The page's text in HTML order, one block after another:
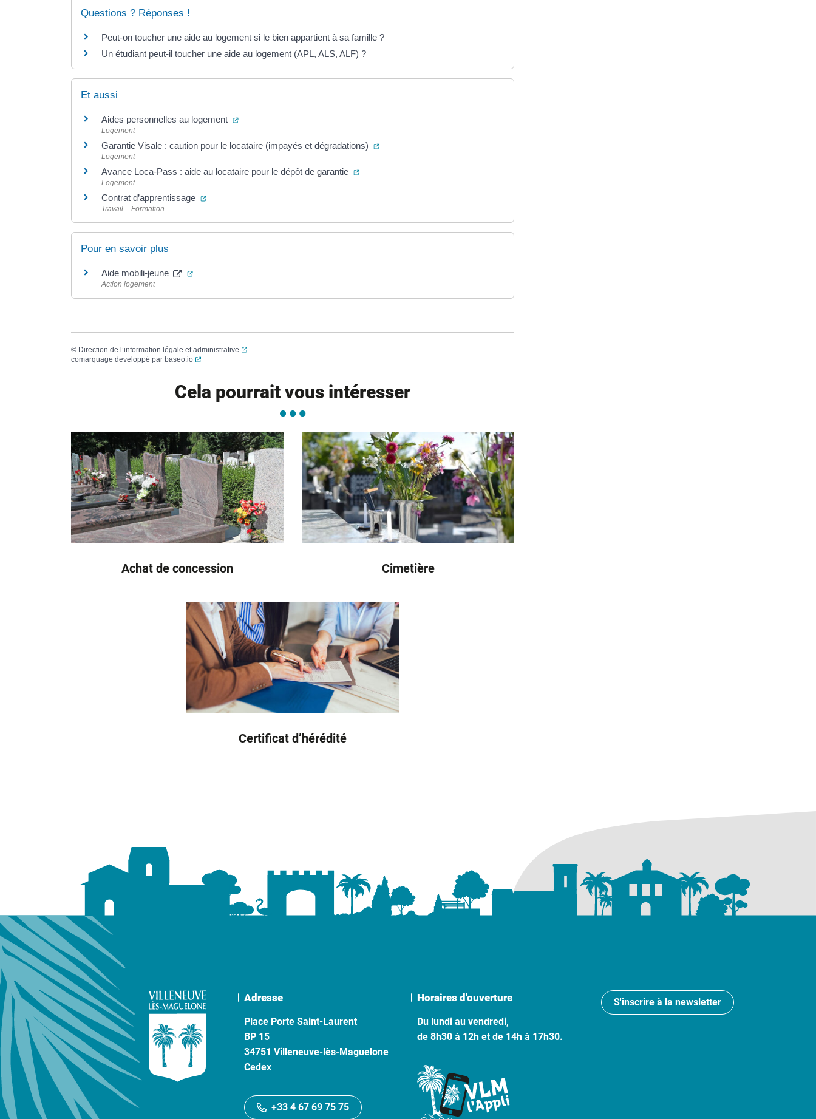
Questions ? Réponses !
Peut-on toucher une aide au logement si le bien appartient à sa famille ?
Un étudiant peut-il toucher une aide au logement (APL, ALS, ALF) ?
Et aussi
Aides personnelles au logement (ouverture dans un nouvel onglet)
Logement
Garantie Visale : caution pour le locataire (impayés et dégradations) (ouverture dans un nouvel onglet)
Logement
Avance Loca-Pass : aide au locataire pour le dépôt de garantie (ouverture dans un nouvel onglet)
Logement
Contrat d’apprentissage (ouverture dans un nouvel onglet)
Travail – Formation
Pour en savoir plus
Aide mobili-jeune (ouverture dans un nouvel onglet)
Action logement
© Direction de l’information légale et administrative
(ouverture dans un nouvel onglet)
comarquage developpé par baseo.io (ouverture dans un nouvel onglet)
Cela pourrait vous intéresser
Achat de concession Cimetière
Certificat d’hérédité
Adresse
Place Porte Saint-Laurent
BP 15
34751 Villeneuve-lès-Maguelone
Cedex
+33 4 67 69 75 75
Horaires d'ouverture
Du lundi au vendredi,
de 8h30 à 12h et de 14h à 17h30.
S'inscrire à la newsletter